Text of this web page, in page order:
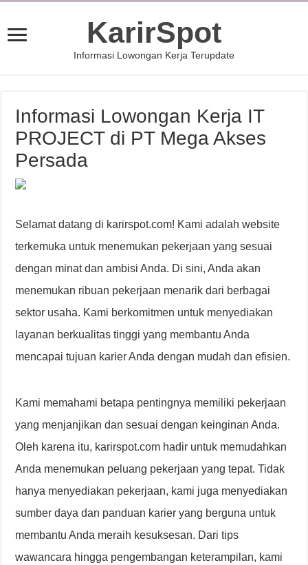
KarirSpot
Informasi Lowongan Kerja Terupdate
Informasi Lowongan Kerja IT
PROJECT di PT Mega Akses
Persada
Selamat datang di karirspot.com! Kami adalah website
terkemuka untuk menemukan pekerjaan yang sesuai
dengan minat dan ambisi Anda. Di sini, Anda akan
menemukan ribuan pekerjaan menarik dari berbagai
sektor usaha. Kami berkomitmen untuk menyediakan
layanan berkualitas tinggi yang membantu Anda
mencapai tujuan karier Anda dengan mudah dan efisien.
Kami memahami betapa pentingnya memiliki pekerjaan
yang menjanjikan dan sesuai dengan keinginan Anda.
Oleh karena itu, karirspot.com hadir untuk memudahkan
Anda menemukan peluang pekerjaan yang tepat. Tidak
hanya menyediakan pekerjaan, kami juga menyediakan
sumber daya dan panduan karier yang berguna untuk
membantu Anda meraih kesuksesan. Dari tips
wawancara hingga pengembangan keterampilan, kami